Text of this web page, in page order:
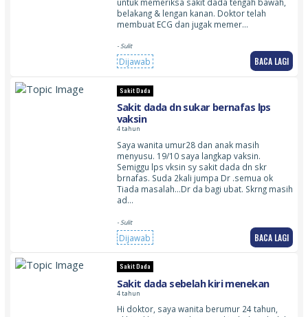
belakang & lengan kanan. Doktor telah
membuat ECG dan jugak memer…
- Sulit
Dijawab BACA LAGI
Sakit Dada
Sakit dada dn sukar bernafas lps
vaksin
4 tahun
Saya wanita umur28 dan anak masih
menyusu. 19/10 saya langkap vaksin.
Semiggu lps vksin sy sakit dada dn skr
brnafas. Suda 2kali jumpa Dr .semua ok
Tiada masalah…Dr da bagi ubat. Skrng masih
ad…
- Sulit
Dijawab BACA LAGI
Sakit Dada
Sakit dada sebelah kiri menekan
4 tahun
Hi doktor, saya wanita berumur 24 tahun,